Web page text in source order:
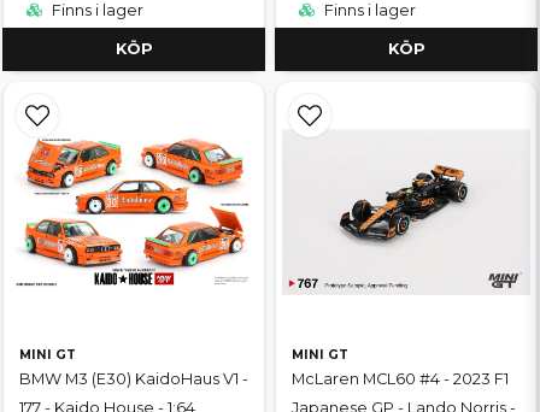
Finns i lager
KÖP
Finns i lager
KÖP
MINI GT
BMW M3 (E30) KaidoHaus V1 -
177 - Kaido House - 1:64
MINI GT
McLaren MCL60 #4 - 2023 F1
Japanese GP - Lando Norris -